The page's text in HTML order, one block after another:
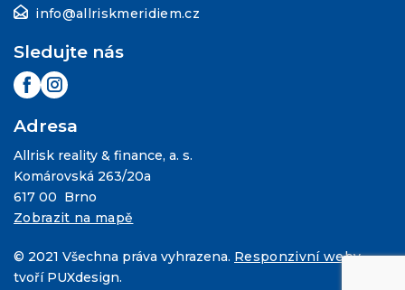
info@allriskmeridiem.cz
Sledujte nás
Adresa
Allrisk reality & finance, a. s.
Komárovská 263/20a
617 00 Brno
Zobrazit na mapě
© 2021 Všechna práva vyhrazena. Responzivní weby
tvoří PUXdesign.